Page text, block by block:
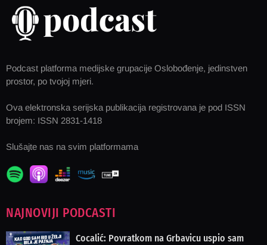
Podcast platforma medijske grupacije Oslobođenje, jedinstven
prostor, po tvojoj mjeri.
Ova elektronska serijska publikacija registrovana je pod ISSN
brojem: ISSN 2831-1418
Slušajte nas na svim platformama
NAJNOVIJI PODCASTI
Cocalić: Povratkom na Grbavicu uspio sam